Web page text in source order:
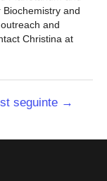
and
and
Christina at
seguinte →